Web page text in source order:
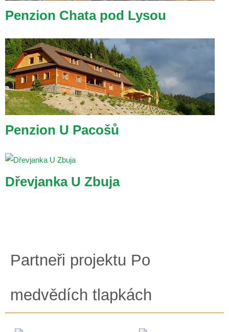
Penzion Chata pod Lysou
Penzion U Pacošů
Dřevjanka U Zbuja
Partneři projektu Po
medvědích tlapkách